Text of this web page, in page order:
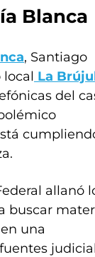
Blanca
, Santiago
local La
del
allanó
buscar
una